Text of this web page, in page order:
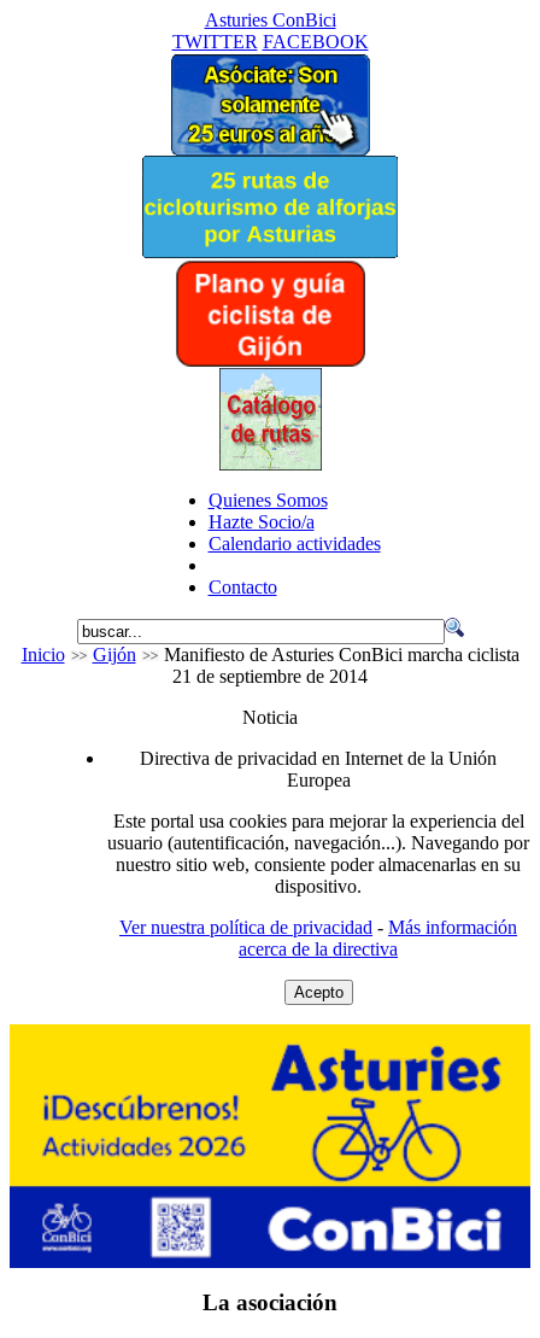
Asturies ConBici
TWITTER FACEBOOK
Quienes Somos
Hazte Socio/a
Calendario actividades
Contacto
Inicio Gijón
Manifiesto de Asturies ConBici marcha ciclista
21 de septiembre de 2014
Noticia
Directiva de privacidad en Internet de la Unión
Europea
Este portal usa cookies para mejorar la experiencia del
usuario (autentificación, navegación...). Navegando por
nuestro sitio web, consiente poder almacenarlas en su
dispositivo.
Ver nuestra política de privacidad - Más información
acerca de la directiva
Acepto
La asociación